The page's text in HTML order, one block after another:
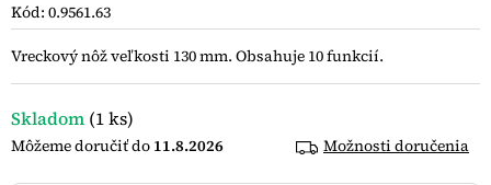
O
Kód: 0.9561.63
Skladom (1 ks)
11.8.2026 Možnosti doručenia
Vreckový nôž veľkosti 130 mm. Obsahuje 10 funkcií.
0,0
5
hviezdičiek.